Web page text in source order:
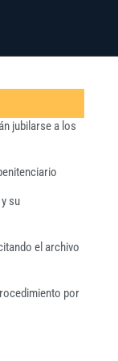
jubilarse a los
su
el archivo
por